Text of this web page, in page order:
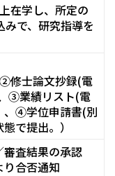
在学し、所定の
で、研究指導を
修士論文抄録(電
③業績リスト(電
、④学位申請書(別
で提出。）
査結果の承認
り合否通知